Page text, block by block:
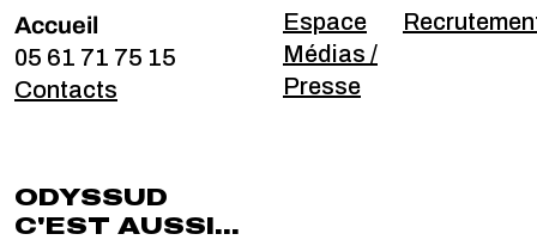
Accueil
05 61 71 75 15
Contacts
Espace
Médias /
Presse
ODYSSUD
C'EST AUSSI...